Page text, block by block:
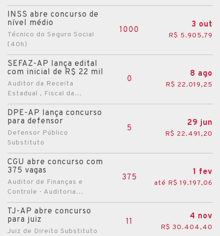
INSS abre concurso de
nível médio
Técnico do Seguro Social
(40h)
1000
3 out
R$ 5.905,79
SEFAZ-AP lança edital
com inicial de R$ 22 mil
Auditor da Receita
Estadual , Fiscal da...
0
8 ago
R$ 22.019,25
DPE-AP lança concurso
para defensor
Defensor Público
Substituto
5
29 jun
R$ 22.491,20
CGU abre concurso com
375 vagas
Auditor de Finanças e
Controle - Auditoria...
375
1 fev
até R$ 19.197,06
TJ-AP abre concurso
para juiz
Juiz de Direito Substituto
11
4 nov
R$ 30.404,40